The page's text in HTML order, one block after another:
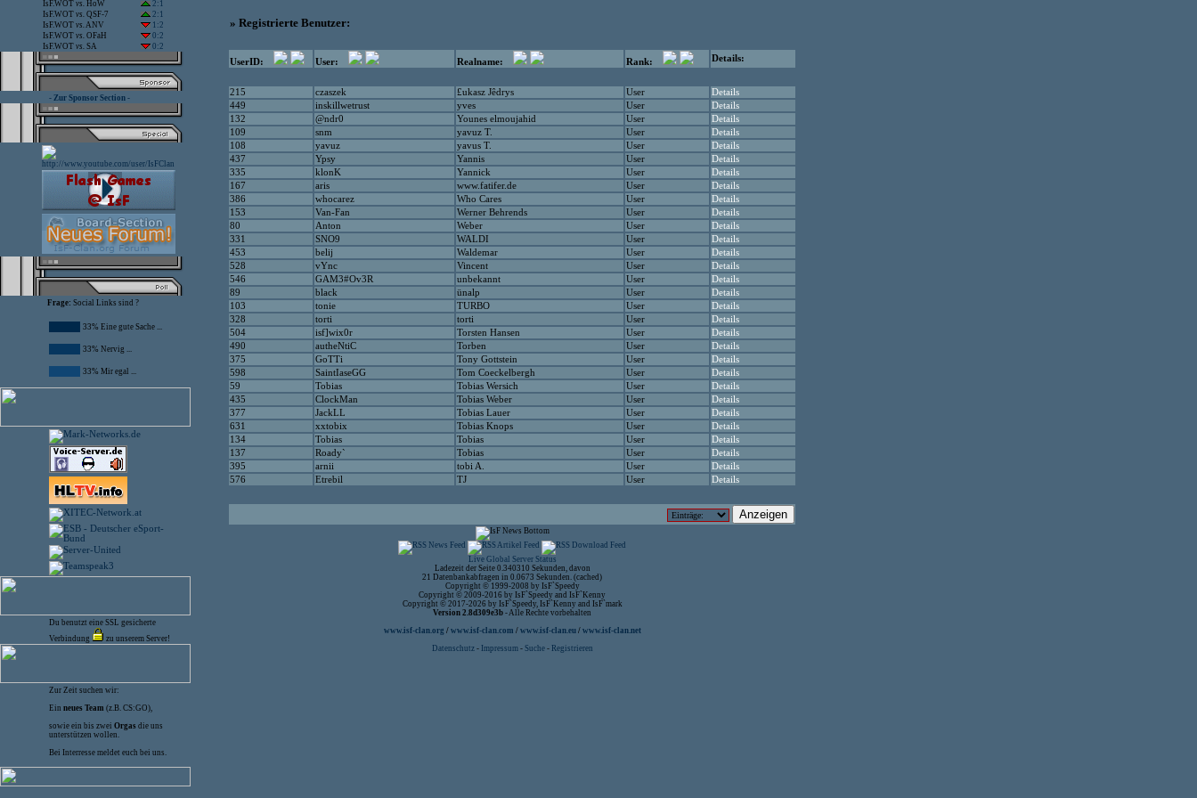
IsF.WOT vs. HoW
2:1
IsF.WOT vs. QSF-7
2:1
IsF.WOT vs.ANV
1:2
IsF.WOT vs. OFaH
0:2
IsF.WOT vs. SA 0:2
- Zur Sponsor Section -
Frage: Social Links sind ?
33% Eine gute Sache ...
33% Nervig ...
33% Mir egal ...
Du benutzt eine SSL gesicherte
Verbindung
zu unserem Server!
Zur Zeit suchen wir:
Ein neues Team (z.B. CS:GO),
sowie ein bis zwei Orgas die uns
unterstützen wollen.
Bei Interresse meldet euch bei uns.
» Registrierte Benutzer:
UserID: User: Realname: Rank: Details:
215 czaszek £ukasz Jêdrys User
Details
449
inskillwetrust yves User
Details
132
@ndr0 Younes elmoujahid User
Details
109
snm yavuz T. User
Details
108
yavuz yavus T. User
Details
437
Ypsy Yannis User
Details
335
klonK Yannick User
Details
167
aris www.fatifer.de User
Details
386
whocarez Who Cares User
Details
153
Van-Fan Werner Behrends User
Details
80
Anton Weber User
Details
331
SNO9 WALDI User
Details
453
belij Waldemar User
Details
528
vYnc Vincent User
Details
546
GAM3#Ov3R unbekannt User
Details
89
black ünalp User
Details
103
tonie TURBO User
Details
328
torti torti User
Details
504
isf]wix0r Torsten Hansen User
Details
490
autheNtiC Torben User
Details
375
GoTTi Tony Gottstein User
Details
598
SaintIaseGG Tom Coeckelbergh User
Details
59
Tobias Tobias Wersich User
Details
435
ClockMan Tobias Weber User
Details
377
JackLL Tobias Lauer User
Details
631
xxtobix Tobias Knops User
Details
134
Tobias Tobias User
Details
137
Roady` Tobias User
Details
395
arnii tobi A. User
Details
576
Etrebil TJ User Details
Live Global Server Status
Ladezeit der Seite 0.340310 Sekunden, davon
21 Datenbankabfragen in 0.0673 Sekunden. (cached)
Copyright © 1999-2008 by IsF`Speedy
Copyright © 2009-2016 by IsF`Speedy and IsF`Kenny
Copyright © 2017-2026 by IsF`Speedy, IsF`Kenny and IsF`mark
Version 2.8d309e3b - Alle Rechte vorbehalten
www.isf-clan.org / www.isf-clan.com / www.isf-clan.eu/ www.isf-clan.net
Datenschutz - Impressum- Suche- Registrieren